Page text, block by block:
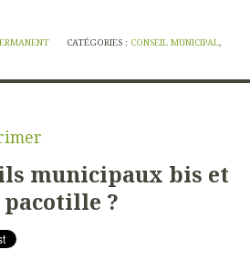
CATÉGORIES : CONSEIL MUNICIPAL,
municipaux bis et
?